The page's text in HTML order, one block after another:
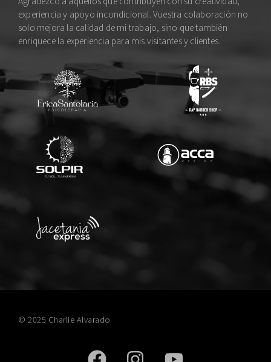
experiencia y apoyo incondicional. Vuestra colaboración no
solo mejora la calidad de mi trabajo, sino que también
enriquece la experiencia para mis visitantes y clientes.
© 2025 Charlie Alvarado